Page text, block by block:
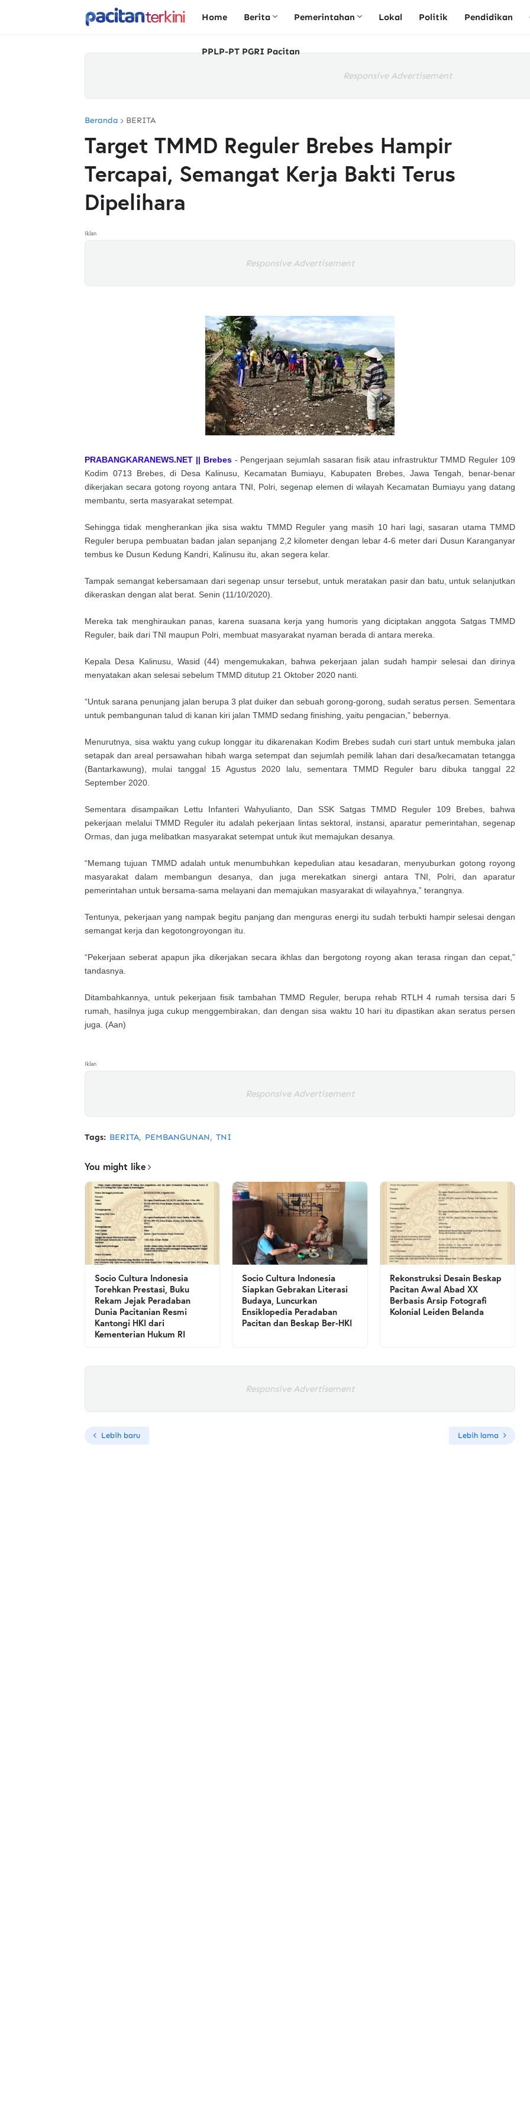
Home Berita Pemerintahan Lokal Politik Pendidikan
PPLP-PT PGRI Pacitan
Responsive Advertisement
Beranda BERITA
Target TMMD Reguler Brebes Hampir
Tercapai, Semangat Kerja Bakti Terus
Dipelihara
Iklan
Responsive Advertisement
PRABANGKARANEWS.NET || Brebes - Pengerjaan sejumlah sasaran fisik atau infrastruktur TMMD Reguler 109
Kodim 0713 Brebes, di Desa Kalinusu, Kecamatan Bumiayu, Kabupaten Brebes, Jawa Tengah, benar-benar
dikerjakan secara gotong royong antara TNI, Polri, segenap elemen di wilayah Kecamatan Bumiayu yang datang
membantu, serta masyarakat setempat.
Sehingga tidak mengherankan jika sisa waktu TMMD Reguler yang masih 10 hari lagi, sasaran utama TMMD
Reguler berupa pembuatan badan jalan sepanjang 2,2 kilometer dengan lebar 4-6 meter dari Dusun Karanganyar
tembus ke Dusun Kedung Kandri, Kalinusu itu, akan segera kelar.
Tampak semangat kebersamaan dari segenap unsur tersebut, untuk meratakan pasir dan batu, untuk selanjutkan
dikeraskan dengan alat berat. Senin (11/10/2020).
Mereka tak menghiraukan panas, karena suasana kerja yang humoris yang diciptakan anggota Satgas TMMD
Reguler, baik dari TNI maupun Polri, membuat masyarakat nyaman berada di antara mereka.
Kepala Desa Kalinusu, Wasid (44) mengemukakan, bahwa pekerjaan jalan sudah hampir selesai dan dirinya
menyatakan akan selesai sebelum TMMD ditutup 21 Oktober 2020 nanti.
“Untuk sarana penunjang jalan berupa 3 plat duiker dan sebuah gorong-gorong, sudah seratus persen. Sementara
untuk pembangunan talud di kanan kiri jalan TMMD sedang finishing, yaitu pengacian,” bebernya.
Menurutnya, sisa waktu yang cukup longgar itu dikarenakan Kodim Brebes sudah curi start untuk membuka jalan
setapak dan areal persawahan hibah warga setempat dan sejumlah pemilik lahan dari desa/kecamatan tetangga
(Bantarkawung), mulai tanggal 15 Agustus 2020 lalu, sementara TMMD Reguler baru dibuka tanggal 22
September 2020.
Sementara disampaikan Lettu Infanteri Wahyulianto, Dan SSK Satgas TMMD Reguler 109 Brebes, bahwa
pekerjaan melalui TMMD Reguler itu adalah pekerjaan lintas sektoral, instansi, aparatur pemerintahan, segenap
Ormas, dan juga melibatkan masyarakat setempat untuk ikut memajukan desanya.
“Memang tujuan TMMD adalah untuk menumbuhkan kepedulian atau kesadaran, menyuburkan gotong royong
masyarakat dalam membangun desanya, dan juga merekatkan sinergi antara TNI, Polri, dan aparatur
pemerintahan untuk bersama-sama melayani dan memajukan masyarakat di wilayahnya,” terangnya.
Tentunya, pekerjaan yang nampak begitu panjang dan menguras energi itu sudah terbukti hampir selesai dengan
semangat kerja dan kegotongroyongan itu.
“Pekerjaan seberat apapun jika dikerjakan secara ikhlas dan bergotong royong akan terasa ringan dan cepat,”
tandasnya.
Ditambahkannya, untuk pekerjaan fisik tambahan TMMD Reguler, berupa rehab RTLH 4 rumah tersisa dari 5
rumah, hasilnya juga cukup menggembirakan, dan dengan sisa waktu 10 hari itu dipastikan akan seratus persen
juga. (Aan)
Iklan
Responsive Advertisement
Tags: BERITA PEMBANGUNAN TNI
You might like
Socio Cultura Indonesia
Torehkan Prestasi, Buku
Rekam Jejak Peradaban
Dunia Pacitanian Resmi
Kantongi HKI dari
Kementerian Hukum RI
Socio Cultura Indonesia
Siapkan Gebrakan Literasi
Budaya, Luncurkan
Ensiklopedia Peradaban
Pacitan dan Beskap Ber-HKI
Rekonstruksi Desain Beskap
Pacitan Awal Abad XX
Berbasis Arsip Fotografi
Kolonial Leiden Belanda
Responsive Advertisement
Lebih baru Lebih lama